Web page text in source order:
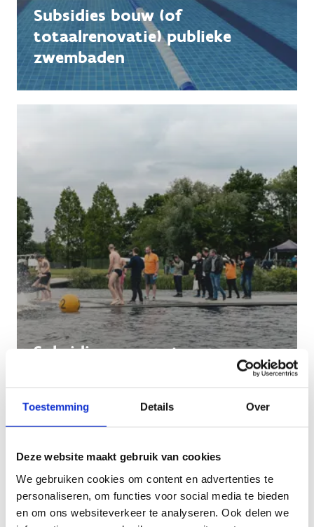
Toestemming Details Over
Deze website maakt gebruik van cookies
We gebruiken cookies om content en advertenties te
personaliseren, om functies voor social media te bieden
en om ons websiteverkeer te analyseren. Ook delen we
Subsidies bouw (of
totaalrenovatie) publieke
zwembaden
Subsidies openwaterzwemmen